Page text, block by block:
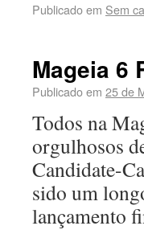
Publicado em Sem
Mageia 6
Publicado em 25 de
Todos na
orgulhosos
Candidate-
sido um
lançamento